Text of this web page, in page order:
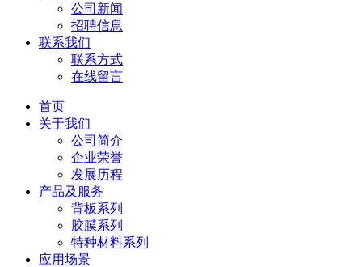
公司新闻
招聘信息
联系我们
联系方式
在线留言
首页
关于我们
公司简介
企业荣誉
发展历程
产品及服务
背板系列
胶膜系列
特种材料系列
应用场景